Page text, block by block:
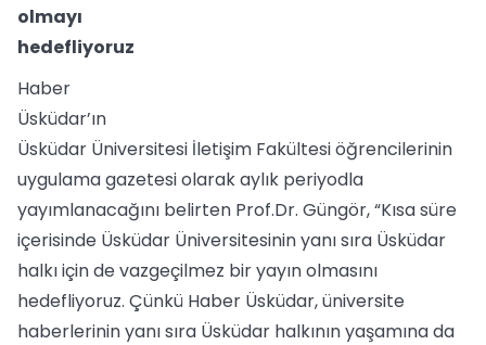
olmayı
hedefliyoruz
Haber
Üsküdar’ın
Üsküdar Üniversitesi İletişim Fakültesi öğrencilerinin
uygulama gazetesi olarak aylık periyodla
yayımlanacağını belirten Prof.Dr. Güngör, “Kısa süre
içerisinde Üsküdar Üniversitesinin yanı sıra Üsküdar
halkı için de vazgeçilmez bir yayın olmasını
hedefliyoruz. Çünkü Haber Üsküdar, üniversite
haberlerinin yanı sıra Üsküdar halkının yaşamına da